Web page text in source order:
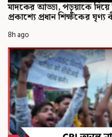
মাদকের আড্ডা, পড়ুয়াকে দিয়ে
প্রকাশ্যে প্রধান শিক্ষকের ঘৃণ্য
8h ago